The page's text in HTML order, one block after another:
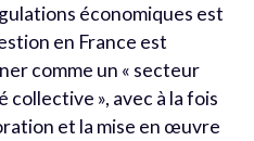
économiques est
en France est
comme un « secteur
collective », avec à la fois
et la mise en œuvre